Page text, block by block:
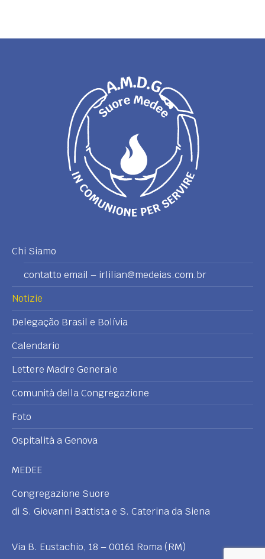
Chi Siamo
contatto email – irlilian@medeias.com.br
Notizie
Delegação Brasil e Bolívia
Calendario
Lettere Madre Generale
Comunità della Congregazione
Foto
Ospitalità a Genova
MEDEE
Congregazione Suore
di S. Giovanni Battista e S. Caterina da Siena
Via B. Eustachio, 18 – 00161 Roma (RM)